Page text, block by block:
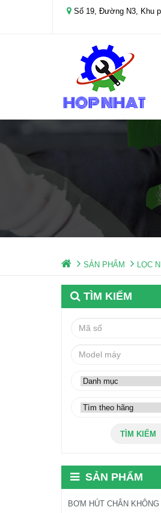
Số 19, Đường N3, Khu
SẢN PHẨM LỌC
TÌM KIẾM
TÌM KIẾM
SẢN PHẨM
BƠM HÚT CHÂN KHÔNG